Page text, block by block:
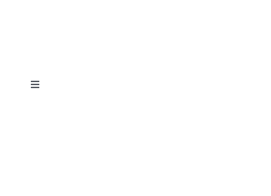
Toggle